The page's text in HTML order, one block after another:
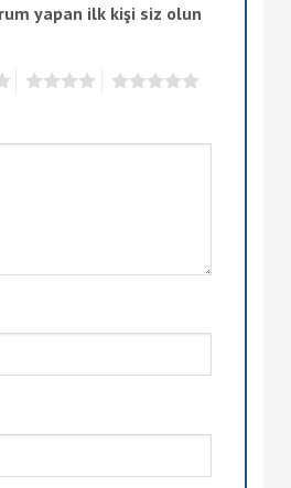
yapan ilk kişi siz olun